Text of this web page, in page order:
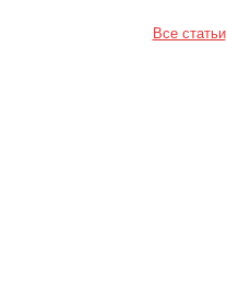
Все статьи